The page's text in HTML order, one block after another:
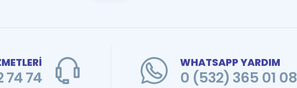
74
WHATSAPP YARDIM
0 (532) 365 01 08